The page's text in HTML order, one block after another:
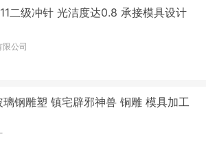
二级冲针 光洁度达0.8 承接模具设计
公司
钢雕塑 镇宅辟邪神兽 铜雕 模具加工